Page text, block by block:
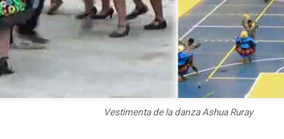
Vestimenta de la danza Ashua Ruray